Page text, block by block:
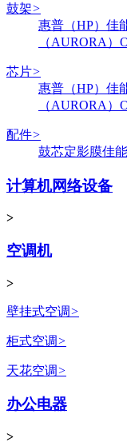
鼓架>
惠普（HP） 佳
（AURORA）
芯片>
惠普（HP） 佳
（AURORA）
配件>
鼓芯定影膜佳能
计算机网络设备
>
空调机
>
壁挂式空调>
柜式空调>
天花空调>
办公电器
>